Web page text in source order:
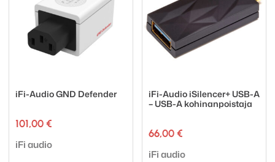
iFi-Audio GND Defender
101,00 €
Tuotemerkki:
iFi audio
iFi-Audio iSilencer+ USB-A
– USB-A kohinanpoistaja
66,00 €
Tuotemerkki:
iFi audio